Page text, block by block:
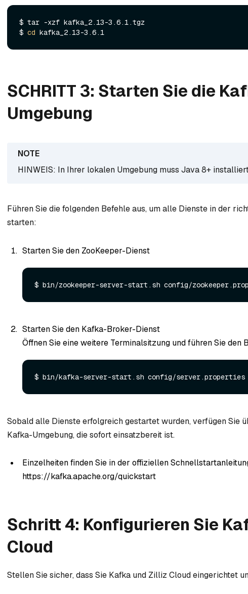
$ tar -xzf kafka_2.13-3.6.1.tgz
$ cd
SCHRITT 3: Starten Sie die
Umgebung
HINWEIS: In Ihrer lokalen Umgebung muss Java 8+
Führen Sie die folgenden Befehle aus, um alle Dienste in der
starten:
Starten Sie den ZooKeeper-Dienst
Starten Sie den Kafka-Broker-Dienst
Öffnen Sie eine weitere Terminalsitzung und führen Sie den
Sobald alle Dienste erfolgreich gestartet wurden, verfügen Sie
Kafka-Umgebung, die sofort einsatzbereit ist.
Einzelheiten finden Sie in der offiziellen
https://kafka.apache.org/quickstart
Schritt 4: Konfigurieren Sie
Cloud
Stellen Sie sicher, dass Sie Kafka und Zilliz Cloud eingerichtet